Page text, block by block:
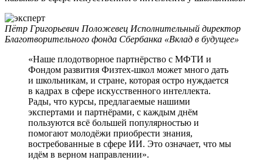
Пётр Григорьевич Положевец Исполнительный директор
Благотворительного фонда Сбербанка «Вклад в будущее»
«Наше плодотворное партнёрство с МФТИ и
Фондом развития Физтех-школ может много дать
и школьникам, и стране, которая остро нуждается
в кадрах в сфере искусственного интеллекта.
Рады, что курсы, предлагаемые нашими
экспертами и партнёрами, с каждым днём
пользуются всё большей популярностью и
помогают молодёжи приобрести знания,
востребованные в сфере ИИ. Это означает, что мы
идём в верном направлении».